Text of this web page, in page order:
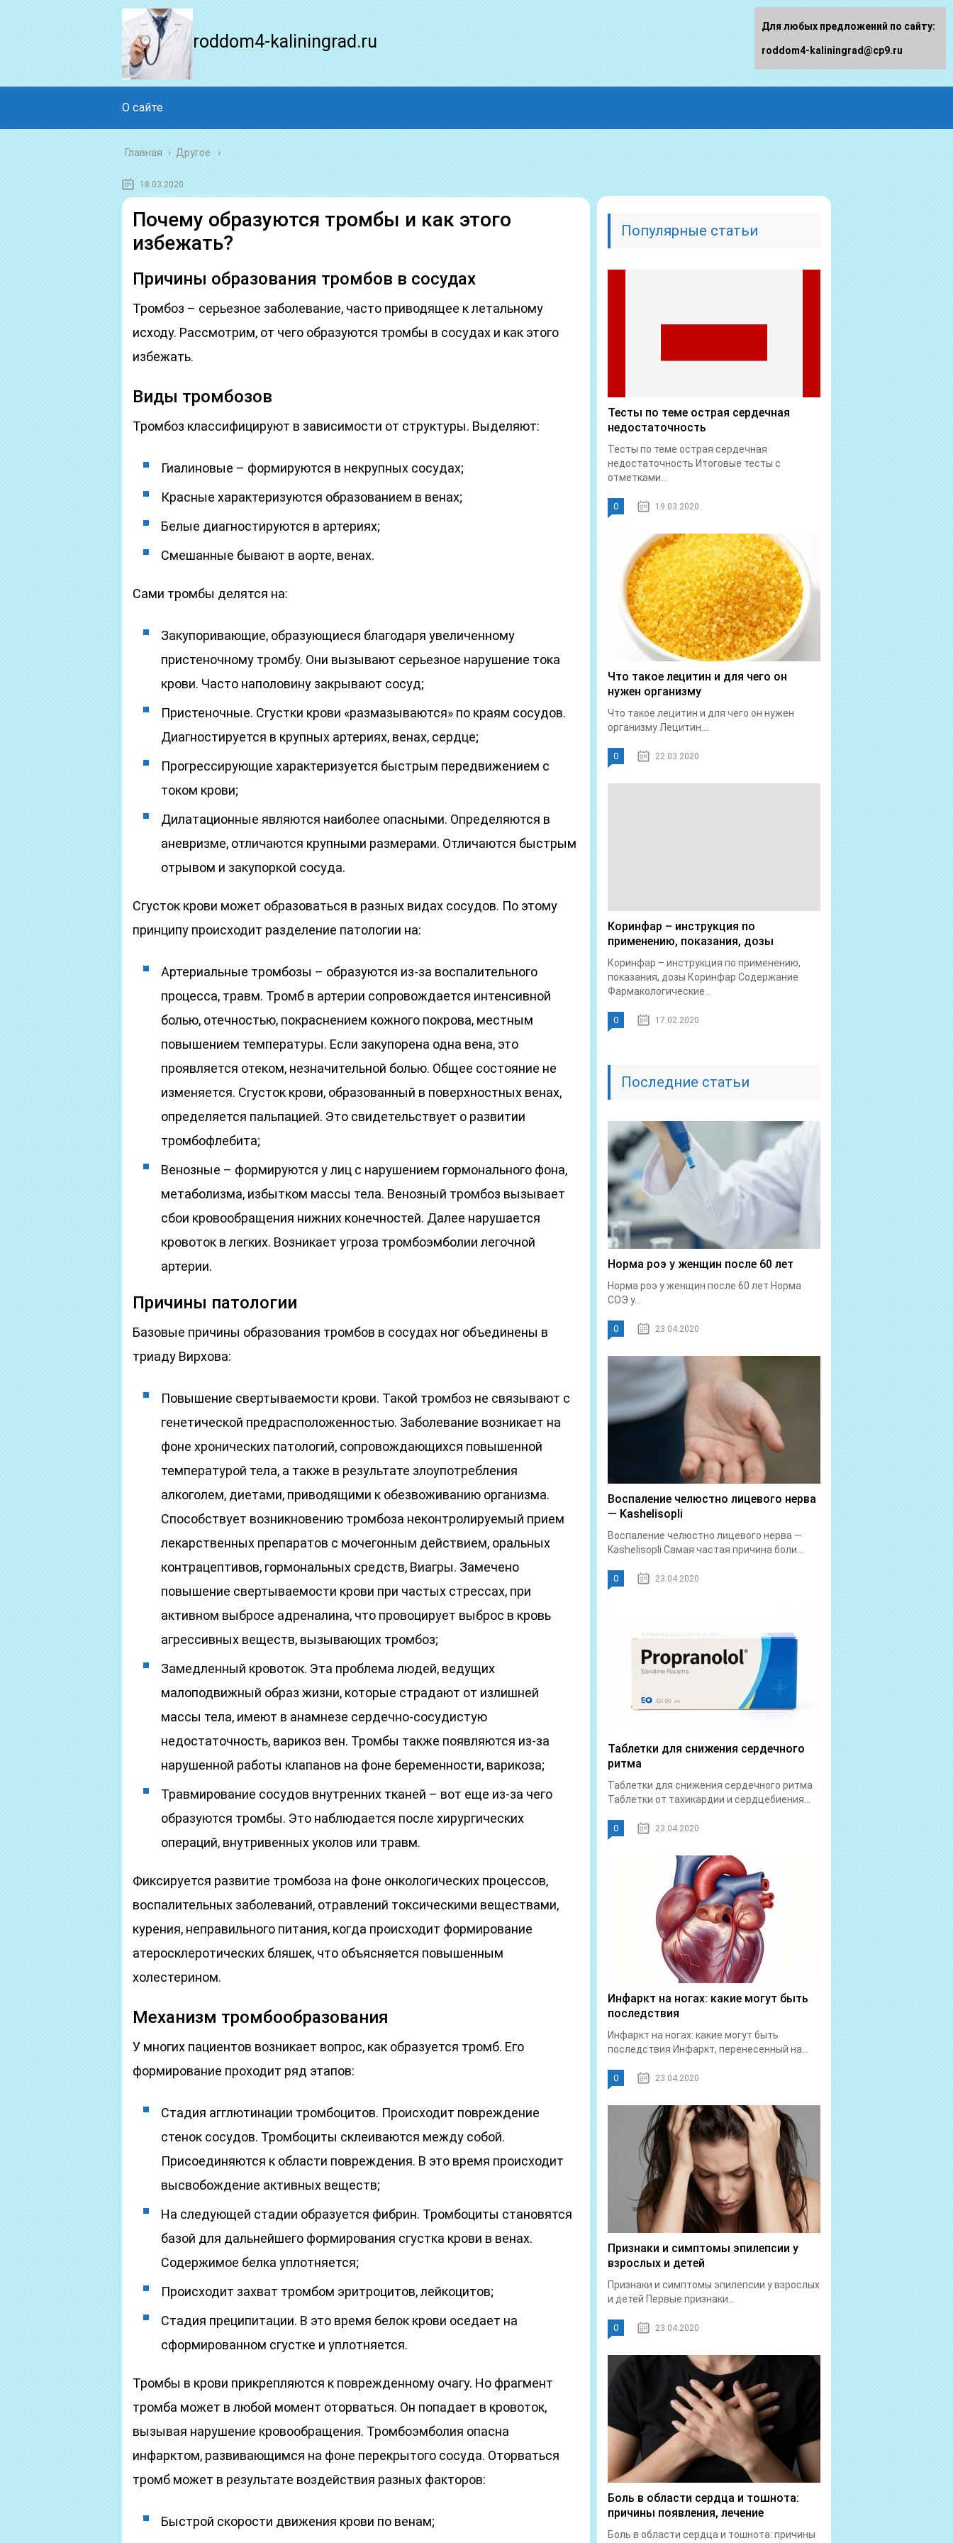
roddom4-kaliningrad.ru
О сайте
Главная › Другое
18.03.2020
Почему образуются тромбы и как этого
избежать?
Причины образования тромбов в сосудах
Тромбоз – серьезное заболевание, часто приводящее к летальному
исходу. Рассмотрим, от чего образуются тромбы в сосудах и как этого
избежать.
Виды тромбозов
Тромбоз классифицируют в зависимости от структуры. Выделяют:
Гиалиновые – формируются в некрупных сосудах;
Красные характеризуются образованием в венах;
Белые диагностируются в артериях;
Смешанные бывают в аорте, венах.
Сами тромбы делятся на:
Закупоривающие, образующиеся благодаря увеличенному
пристеночному тромбу. Они вызывают серьезное нарушение тока
крови. Часто наполовину закрывают сосуд;
Пристеночные. Сгустки крови «размазываются» по краям сосудов.
Диагностируется в крупных артериях, венах, сердце;
Прогрессирующие характеризуется быстрым передвижением с
током крови;
Дилатационные являются наиболее опасными. Определяются в
аневризме, отличаются крупными размерами. Отличаются быстрым
отрывом и закупоркой сосуда.
Сгусток крови может образоваться в разных видах сосудов. По этому
принципу происходит разделение патологии на:
Артериальные тромбозы – образуются из-за воспалительного
процесса, травм. Тромб в артерии сопровождается интенсивной
болью, отечностью, покраснением кожного покрова, местным
повышением температуры. Если закупорена одна вена, это
проявляется отеком, незначительной болью. Общее состояние не
изменяется. Сгусток крови, образованный в поверхностных венах,
определяется пальпацией. Это свидетельствует о развитии
тромбофлебита;
Венозные – формируются у лиц с нарушением гормонального фона,
метаболизма, избытком массы тела. Венозный тромбоз вызывает
сбои кровообращения нижних конечностей. Далее нарушается
кровоток в легких. Возникает угроза тромбоэмболии легочной
артерии.
Причины патологии
Базовые причины образования тромбов в сосудах ног объединены в
триаду Вирхова:
Повышение свертываемости крови. Такой тромбоз не связывают с
генетической предрасположенностью. Заболевание возникает на
фоне хронических патологий, сопровождающихся повышенной
температурой тела, а также в результате злоупотребления
алкоголем, диетами, приводящими к обезвоживанию организма.
Способствует возникновению тромбоза неконтролируемый прием
лекарственных препаратов с мочегонным действием, оральных
контрацептивов, гормональных средств, Виагры. Замечено
повышение свертываемости крови при частых стрессах, при
активном выбросе адреналина, что провоцирует выброс в кровь
агрессивных веществ, вызывающих тромбоз;
Замедленный кровоток. Эта проблема людей, ведущих
малоподвижный образ жизни, которые страдают от излишней
массы тела, имеют в анамнезе сердечно-сосудистую
недостаточность, варикоз вен. Тромбы также появляются из-за
нарушенной работы клапанов на фоне беременности, варикоза;
Травмирование сосудов внутренних тканей – вот еще из-за чего
образуются тромбы. Это наблюдается после хирургических
операций, внутривенных уколов или травм.
Фиксируется развитие тромбоза на фоне онкологических процессов,
воспалительных заболеваний, отравлений токсическими веществами,
курения, неправильного питания, когда происходит формирование
атеросклеротических бляшек, что объясняется повышенным
холестерином.
Механизм тромбообразования
У многих пациентов возникает вопрос, как образуется тромб. Его
формирование проходит ряд этапов:
Стадия агглютинации тромбоцитов. Происходит повреждение
стенок сосудов. Тромбоциты склеиваются между собой.
Присоединяются к области повреждения. В это время происходит
высвобождение активных веществ;
На следующей стадии образуется фибрин. Тромбоциты становятся
базой для дальнейшего формирования сгустка крови в венах.
Содержимое белка уплотняется;
Происходит захват тромбом эритроцитов, лейкоцитов;
Стадия преципитации. В это время белок крови оседает на
сформированном сгустке и уплотняется.
Тромбы в крови прикрепляются к поврежденному очагу. Но фрагмент
тромба может в любой момент оторваться. Он попадает в кровоток,
вызывая нарушение кровообращения. Тромбоэмболия опасна
инфарктом, развивающимся на фоне перекрытого сосуда. Оторваться
тромб может в результате воздействия разных факторов:
Быстрой скорости движения крови по венам;
Популярные статьи
Тесты по теме острая сердечная
недостаточность
Тесты по теме острая сердечная
недостаточность Итоговые тесты с
отметками...
0 19.03.2020
Что такое лецитин и для чего он
нужен организму
Что такое лецитин и для чего он нужен
организму Лецитин....
0 22.03.2020
Коринфар – инструкция по
применению, показания, дозы
Коринфар – инструкция по применению,
показания, дозы Коринфар Содержание
Фармакологические...
0 17.02.2020
Последние статьи
Норма роэ у женщин после 60 лет
Норма роэ у женщин после 60 лет Норма
СОЭ у...
0 23.04.2020
Воспаление челюстно лицевого нерва
— Kashelisopli
Воспаление челюстно лицевого нерва —
Kashelisopli Самая частая причина боли...
0 23.04.2020
Таблетки для снижения сердечного
ритма
Таблетки для снижения сердечного ритма
Таблетки от тахикардии и сердцебиения...
0 23.04.2020
Инфаркт на ногах: какие могут быть
последствия
Инфаркт на ногах: какие могут быть
последствия Инфаркт, перенесенный на...
0 23.04.2020
Признаки и симптомы эпилепсии у
взрослых и детей
Признаки и симптомы эпилепсии у взрослых
и детей Первые признаки...
0 23.04.2020
Боль в области сердца и тошнота:
причины появления, лечение
Боль в области сердца и тошнота: причины
Для любых предложений по сайту:
roddom4-kaliningrad@cp9.ru